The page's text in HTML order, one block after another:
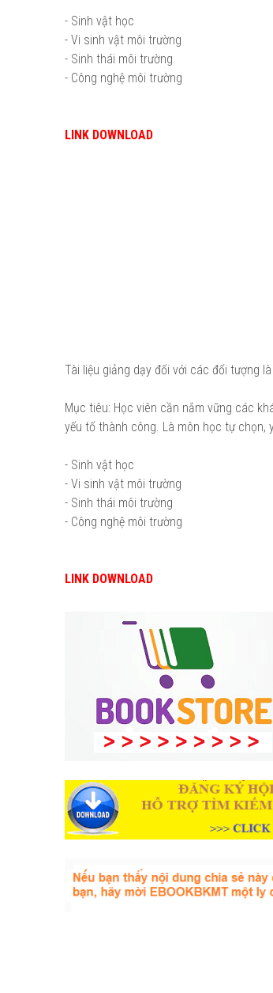
- Sinh vật học
- Vi sinh vật môi trường
- Sinh thái môi trường
- Công nghệ môi trường
LINK DOWNLOAD
Tài liệu giảng dạy đối với các đối tượng
Mục tiêu: Học viên cần nắm vững các
yếu tố thành công. Là môn học tự chọn,
- Sinh vật học
- Vi sinh vật môi trường
- Sinh thái môi trường
- Công nghệ môi trường
LINK DOWNLOAD